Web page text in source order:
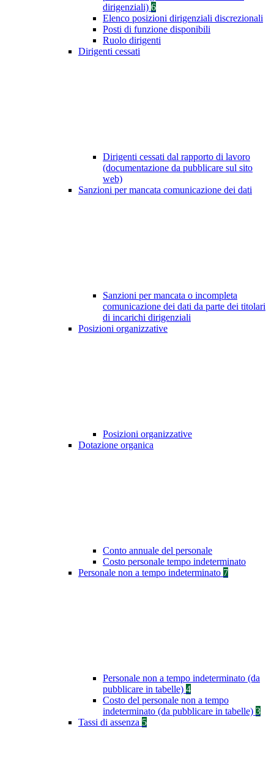
dirigenziali) 6
Elenco posizioni dirigenziali discrezionali
Posti di funzione disponibili
Ruolo dirigenti
Dirigenti cessati
Dirigenti cessati dal rapporto di lavoro
(documentazione da pubblicare sul sito
web)
Sanzioni per mancata comunicazione dei dati
Sanzioni per mancata o incompleta
comunicazione dei dati da parte dei titolari
di incarichi dirigenziali
Posizioni organizzative
Posizioni organizzative
Dotazione organica
Conto annuale del personale
Costo personale tempo indeterminato
Personale non a tempo indeterminato 7
Personale non a tempo indeterminato (da
pubblicare in tabelle) 4
Costo del personale non a tempo
indeterminato (da pubblicare in tabelle) 3
Tassi di assenza 5